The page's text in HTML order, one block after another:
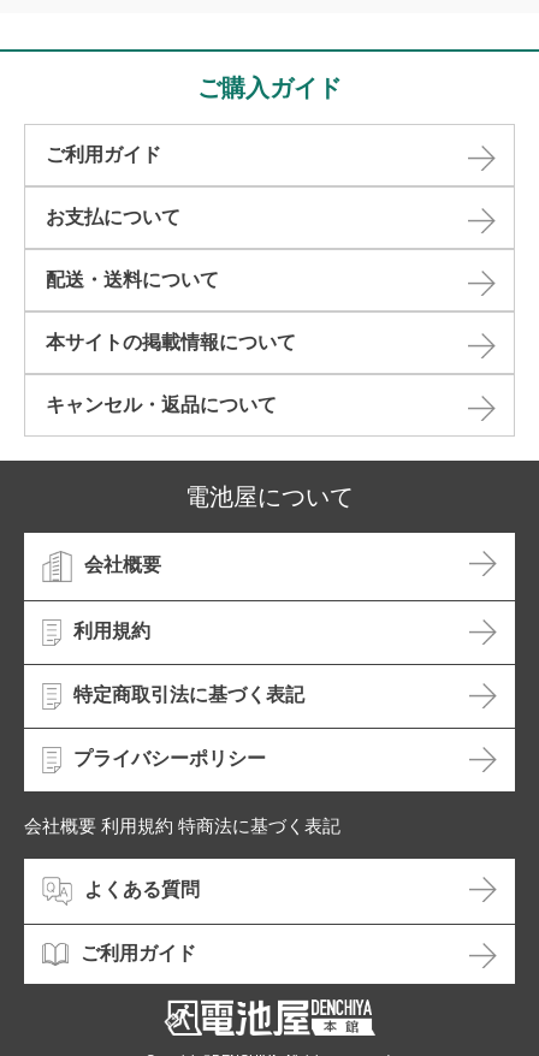
ご購入ガイド
ご利用ガイド
お支払について
配送・送料について
本サイトの掲載情報について​
キャンセル・返品について​
電池屋について
会社概要
利用規約
特定商取引法に基づく表記
プライバシーポリシー
会社概要 利用規約 特商法に基づく表記
よくある質問
ご利用ガイド